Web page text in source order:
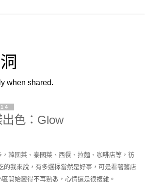
when shared.
色：Glow
韓國菜、泰國菜、西餐、拉麵、咖啡店等，彷
的我來說 ， 有多選擇當然是好事，可是看著舊店
開始變得不再熟悉，心情還是很複雜。